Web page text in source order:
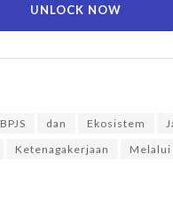
UNLOCK NOW
BPJS dan Ekosistem
Ketenagakerjaan Melalui